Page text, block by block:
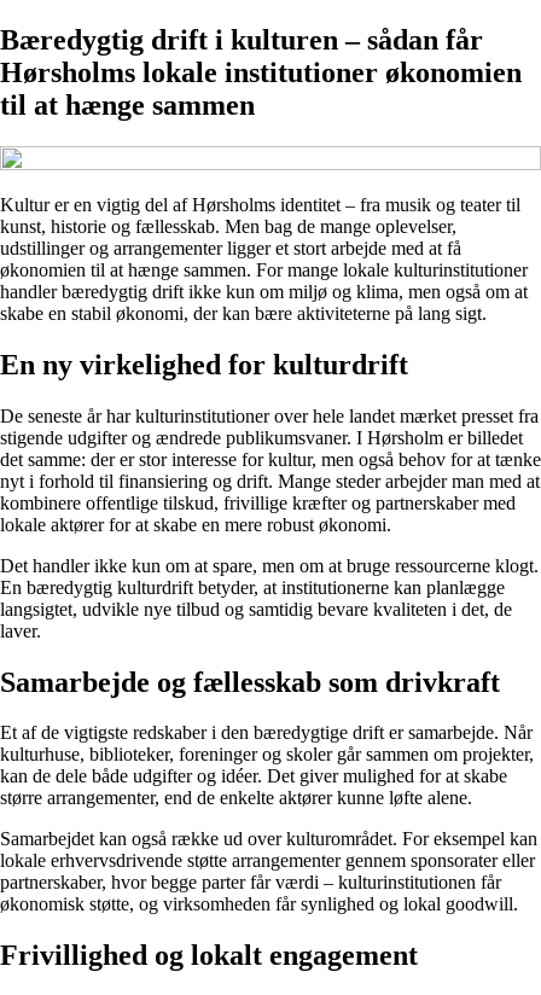
Bæredygtig drift i kulturen – sådan får
Hørsholms lokale institutioner økonomien
til at hænge sammen
Kultur er en vigtig del af Hørsholms identitet – fra musik og teater til
kunst, historie og fællesskab. Men bag de mange oplevelser,
udstillinger og arrangementer ligger et stort arbejde med at få
økonomien til at hænge sammen. For mange lokale kulturinstitutioner
handler bæredygtig drift ikke kun om miljø og klima, men også om at
skabe en stabil økonomi, der kan bære aktiviteterne på lang sigt.
En ny virkelighed for kulturdrift
De seneste år har kulturinstitutioner over hele landet mærket presset fra
stigende udgifter og ændrede publikumsvaner. I Hørsholm er billedet
det samme: der er stor interesse for kultur, men også behov for at tænke
nyt i forhold til finansiering og drift. Mange steder arbejder man med at
kombinere offentlige tilskud, frivillige kræfter og partnerskaber med
lokale aktører for at skabe en mere robust økonomi.
Det handler ikke kun om at spare, men om at bruge ressourcerne klogt.
En bæredygtig kulturdrift betyder, at institutionerne kan planlægge
langsigtet, udvikle nye tilbud og samtidig bevare kvaliteten i det, de
laver.
Samarbejde og fællesskab som drivkraft
Et af de vigtigste redskaber i den bæredygtige drift er samarbejde. Når
kulturhuse, biblioteker, foreninger og skoler går sammen om projekter,
kan de dele både udgifter og idéer. Det giver mulighed for at skabe
større arrangementer, end de enkelte aktører kunne løfte alene.
Samarbejdet kan også række ud over kulturområdet. For eksempel kan
lokale erhvervsdrivende støtte arrangementer gennem sponsorater eller
partnerskaber, hvor begge parter får værdi – kulturinstitutionen får
økonomisk støtte, og virksomheden får synlighed og lokal goodwill.
Frivillighed og lokalt engagement